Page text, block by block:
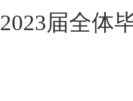
2023届全体